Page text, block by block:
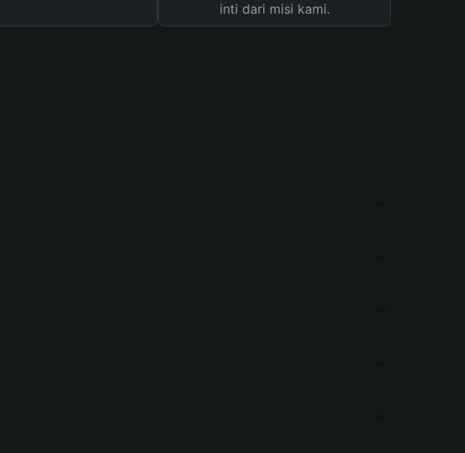
inti dari misi kami.